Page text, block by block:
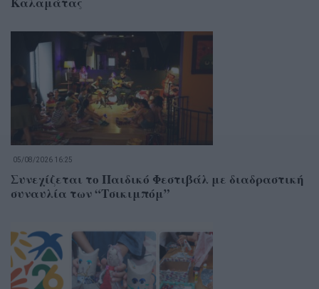
05/08/2026 16:25
Συνεχίζεται το Παιδικό Φεστιβάλ με διαδραστική
συναυλία των “Τσικιμπόμ”